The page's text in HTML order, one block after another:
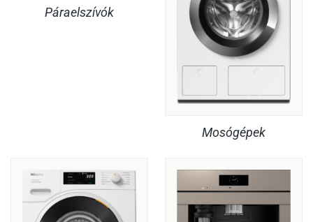
Páraelszívók
Mosógépek